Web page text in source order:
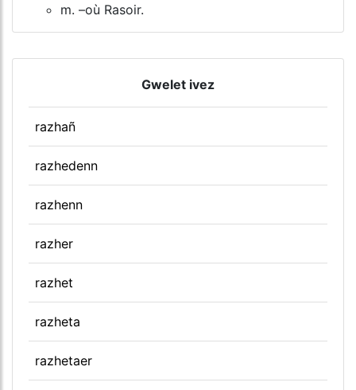
m. –où Rasoir.
Gwelet ivez
razhañ
razhedenn
razhenn
razher
razhet
razheta
razhetaer